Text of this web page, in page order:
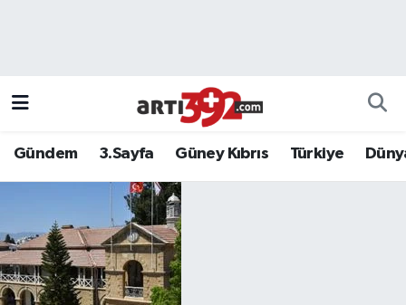
Gündem 3.Sayfa Güney Kıbrıs Türkiye